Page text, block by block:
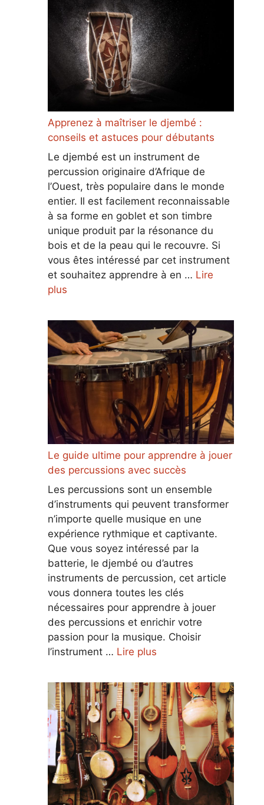
Apprenez à maîtriser le djembé :
conseils et astuces pour débutants
Le djembé est un instrument de
percussion originaire d’Afrique de
l’Ouest, très populaire dans le monde
entier. Il est facilement reconnaissable
à sa forme en goblet et son timbre
unique produit par la résonance du
bois et de la peau qui le recouvre. Si
vous êtes intéressé par cet instrument
et souhaitez apprendre à en … Lire
plus
Le guide ultime pour apprendre à jouer
des percussions avec succès
Les percussions sont un ensemble
d’instruments qui peuvent transformer
n’importe quelle musique en une
expérience rythmique et captivante.
Que vous soyez intéressé par la
batterie, le djembé ou d’autres
instruments de percussion, cet article
vous donnera toutes les clés
nécessaires pour apprendre à jouer
des percussions et enrichir votre
passion pour la musique. Choisir
l’instrument … Lire plus